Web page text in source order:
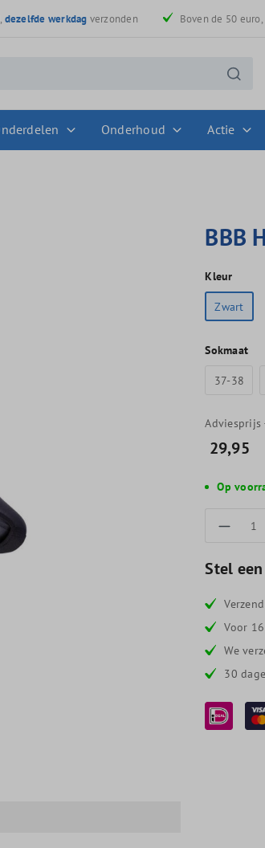
dezelfde werkdag verzonden Boven de 50 euro,
Onderhoud Actie
BBB
Kleur
Zwart
Sokmaat
37-38
Adviesprijs
29,95
Op
Stel
Voor
We
30